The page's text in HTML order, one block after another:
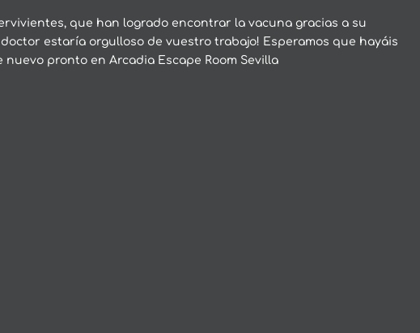
que han logrado encontrar la vacuna gracias a su
estaría orgulloso de vuestro trabajo! Esperamos que hayáis
pronto en Arcadia Escape Room Sevilla